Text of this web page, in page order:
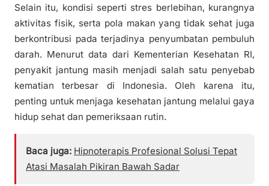
Selain itu, kondisi seperti stres berlebihan, kurangnya
aktivitas fisik, serta pola makan yang tidak sehat juga
berkontribusi pada terjadinya penyumbatan pembuluh
darah. Menurut data dari Kementerian Kesehatan RI,
penyakit jantung masih menjadi salah satu penyebab
kematian terbesar di Indonesia. Oleh karena itu,
penting untuk menjaga kesehatan jantung melalui gaya
hidup sehat dan pemeriksaan rutin.
Baca juga: Hipnoterapis Profesional Solusi Tepat
Atasi Masalah Pikiran Bawah Sadar